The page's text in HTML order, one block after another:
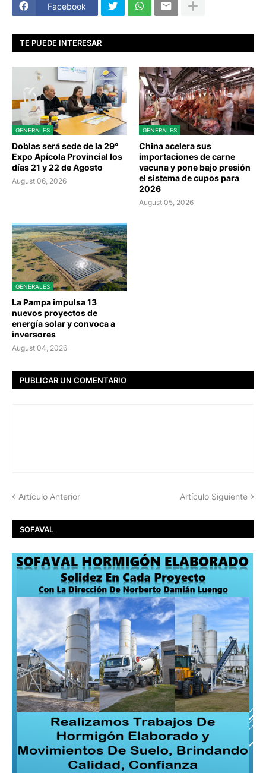
Facebook
TE PUEDE INTERESAR
GENERALES
Doblas será sede de la 29°
Expo Apícola Provincial los
días 21 y 22 de Agosto
August 06, 2026
GENERALES
China acelera sus
importaciones de carne
vacuna y pone bajo presión
el sistema de cupos para
2026
August 05, 2026
GENERALES
La Pampa impulsa 13
nuevos proyectos de
energía solar y convoca a
inversores
August 04, 2026
PUBLICAR UN COMENTARIO
Artículo Anterior Artículo Siguiente
SOFAVAL